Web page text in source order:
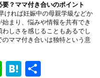
n
a
？ママ付き合いのポイント
ければ妊娠中の母親学級などか
始まり、悩みや情報を共有でき
しさを感じることもあるでし
のママ付き合いは独特という意
Li
H